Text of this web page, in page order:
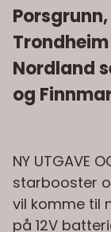
Nordland
og
NY UTGAVE
starbooster
vil komme til
på 12V